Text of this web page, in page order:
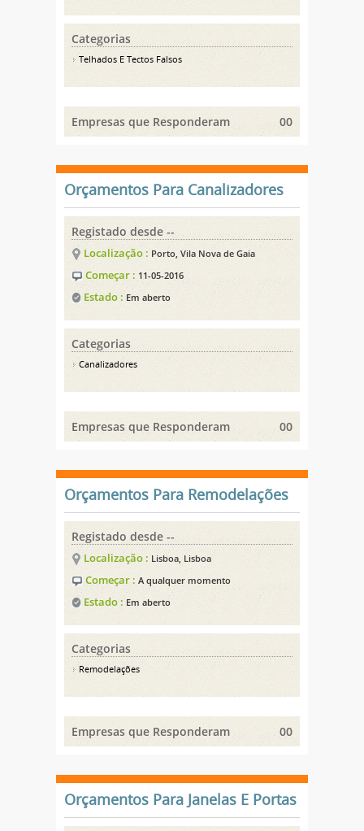
Categorias
Telhados E Tectos Falsos
Empresas que Responderam 00
Orçamentos Para Canalizadores
Registado desde --
Localização : Porto, Vila Nova de Gaia
Começar : 11-05-2016
Estado : Em aberto
Categorias
Canalizadores
Empresas que Responderam 00
Orçamentos Para Remodelações
Registado desde --
Localização : Lisboa, Lisboa
Começar : A qualquer momento
Estado : Em aberto
Categorias
Remodelações
Empresas que Responderam 00
Orçamentos Para Janelas E Portas